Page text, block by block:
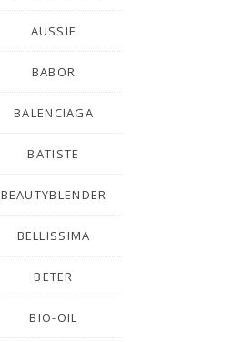
AUSSIE
BABOR
BALENCIAGA
BATISTE
BEAUTYBLENDER
BELLISSIMA
BETER
BIO-OIL